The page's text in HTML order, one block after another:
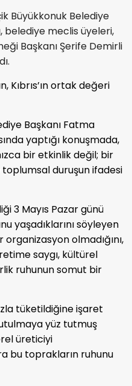
Büyükkonuk Belediye
belediye meclis üyeleri,
Başkanı Şerife Demirli
Kıbrıs’ın ortak değeri
Başkanı Fatma
yaptığı konuşmada,
bir etkinlik değil; bir
duruşun ifadesi
3 Mayıs Pazar günü
yaşadıklarını söyleyen
organizasyon olmadığını,
saygı, kültürel
ruhunun somut bir
tüketildiğine işaret
yüz tutmuş
üreticiyi
bu toprakların ruhunu